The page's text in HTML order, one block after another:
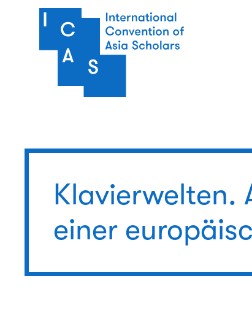
Direkt zum Inhalt
Klavierwelten.
einer